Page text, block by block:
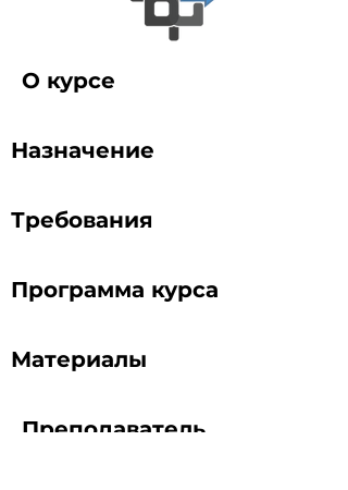
О курсе
Назначение
Требования
Программа курса
Материалы
Преподаватель